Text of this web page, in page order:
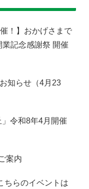
！】おかげさまで
記念感謝祭 開催
知らせ（4月23
」令和8年4月開催
案内
ちらのイベントは